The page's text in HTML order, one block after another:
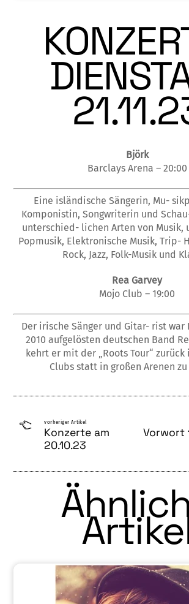
Björk
Barclays Arena – 20:00
Eine isländische Sängerin, Mu-
Komponistin, Songwriterin und
unterschied- lichen Arten von Musik,
Popmusik, Elektronische Musik, Trip-
Rock, Jazz, Folk-Musik und
Rea Garvey
Mojo Club – 19:00
Der irische Sänger und Gitar- rist war
2010 aufgelösten deutschen Band
kehrt er mit der „Roots Tour“
Clubs statt in großen Arenen
vorheriger Artikel
Konzerte am
20.10.23
Vorwort